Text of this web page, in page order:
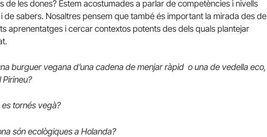
de les dones? Estem acostumades a parlar de competències i nivells
de sabers. Nosaltres pensem que també és important la mirada des de
aprenentatges i cercar contextos potents des dels quals plantejar
burguer vegana d’una cadena de menjar ràpid o una de vedella eco,
tornés vegà?
són ecològiques a Holanda?